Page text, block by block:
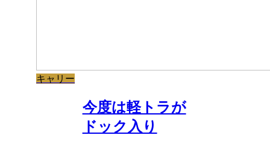
キャリー
今度は軽トラが
ドック入り